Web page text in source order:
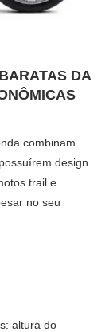
DA
combinam
design
trail e
no seu
altura do